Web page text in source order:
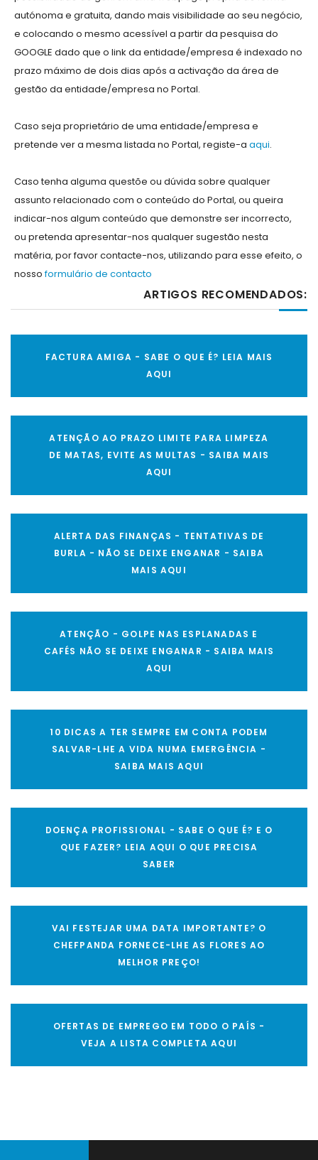
autónoma e gratuita, dando mais visibilidade ao seu negócio,
e colocando o mesmo acessível a partir da pesquisa do
GOOGLE dado que o link da entidade/empresa é indexado no
prazo máximo de dois dias após a activação da área de
gestão da entidade/empresa no Portal.
Caso seja proprietário de uma entidade/empresa e
pretende ver a mesma listada no Portal, registe-a aqui.
Caso tenha alguma questõe ou dúvida sobre qualquer
assunto relacionado com o conteúdo do Portal, ou queira
indicar-nos algum conteúdo que demonstre ser incorrecto,
ou pretenda apresentar-nos qualquer sugestão nesta
matéria, por favor contacte-nos, utilizando para esse efeito, o
nossoformulário de contacto
ARTIGOS RECOMENDADOS:
FACTURA AMIGA - SABE O QUE É? LEIA MAIS
AQUI
ATENÇÃO AO PRAZO LIMITE PARA LIMPEZA
DE MATAS, EVITE AS MULTAS - SAIBA MAIS
AQUI
ALERTA DAS FINANÇAS - TENTATIVAS DE
BURLA - NÃO SE DEIXE ENGANAR - SAIBA
MAIS AQUI
ATENÇÃO - GOLPE NAS ESPLANADAS E
CAFÉS NÃO SE DEIXE ENGANAR - SAIBA MAIS
AQUI
10 DICAS A TER SEMPRE EM CONTA PODEM
SALVAR-LHE A VIDA NUMA EMERGÊNCIA -
SAIBA MAIS AQUI
DOENÇA PROFISSIONAL - SABE O QUE É? E O
QUE FAZER? LEIA AQUI O QUE PRECISA
SABER
VAI FESTEJAR UMA DATA IMPORTANTE? O
CHEFPANDA FORNECE-LHE AS FLORES AO
MELHOR PREÇO!
OFERTAS DE EMPREGO EM TODO O PAÍS -
VEJA A LISTA COMPLETA AQUI